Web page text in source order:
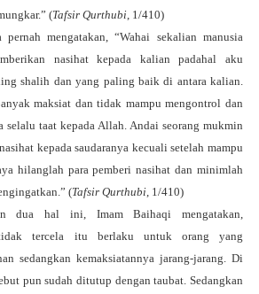
(Tafsir Qurthubi , 1/410)
mengatakan, “Wahai sekalian manusia
nasihat kepada kalian padahal aku
shalih dan yang paling baik di antara kalian.
maksiat dan tidak mampu mengontrol dan
selalu taat kepada Allah. Andai seorang mukmin
kepada saudaranya kecuali setelah mampu
hilanglah para pemberi nasihat dan minimlah
(Tafsir Qurthubi , 1/410)
dua hal ini, Imam Baihaqi mengatakan,
tidak tercela itu berlaku untuk orang yang
sedangkan kemaksiatannya jarang-jarang. Di
pun sudah ditutup dengan taubat. Sedangkan